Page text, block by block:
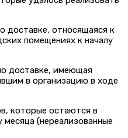
доставке, относящаяся к
помещениях к началу
доставке, имеющая
в организацию в ходе
которые остаются в
(нереализованные